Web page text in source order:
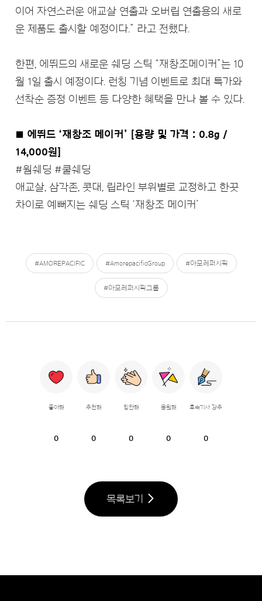
이어 자연스러운 애교살 연출과 오버립 연출용의 새로
운 제품도 출시할 예정이다.” 라고 전했다.
한편, 에뛰드의 새로운 쉐딩 스틱 “재창조메이커”는 10
월 1일 출시 예정이다. 런칭 기념 이벤트로 최대 특가와
선착순 증정 이벤트 등 다양한 혜택을 만나 볼 수 있다.
■ 에뛰드 ‘재창조 메이커’ [용량 및 가격 : 0.8g /
14,000원]
#웜쉐딩 #쿨쉐딩
애교살, 삼각존, 콧대, 립라인 부위별로 교정하고 한끗
차이로 예뻐지는 쉐딩 스틱 ‘재창조 메이커’
#AMOREPACIFIC #AmorepacificGroup #아모레퍼시픽
#아모레퍼시픽그룹
좋아해
0
추천해
0
칭찬해
0
응원해
0
후속기사 강추
0
목록보기